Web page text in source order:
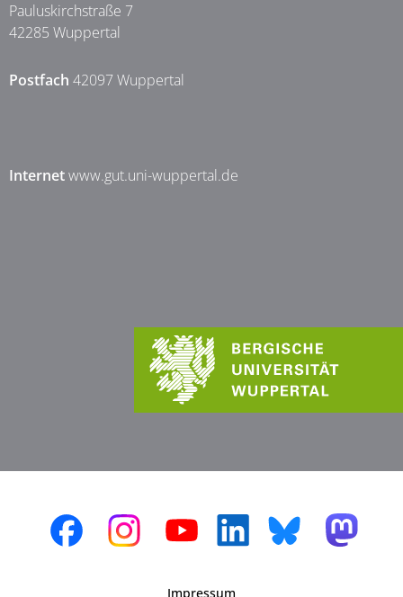
Pauluskirchstraße 7
42285 Wuppertal
Postfach 42097 Wuppertal
Internetwww.gut.uni-wuppertal.de
Impressum